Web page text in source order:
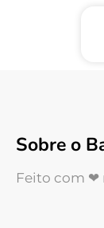
Sobre o
Feito com ❤